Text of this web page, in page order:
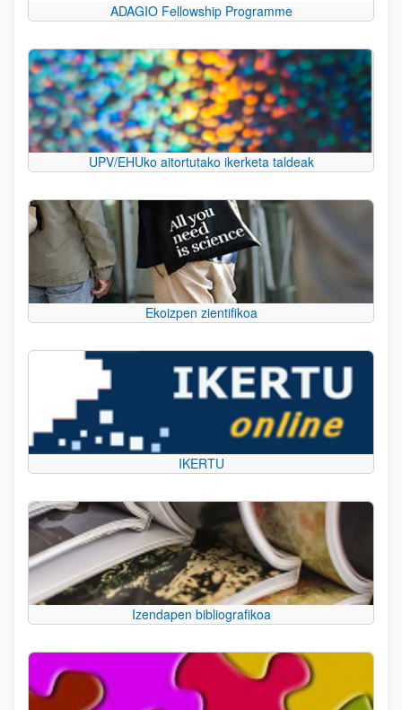
ADAGIO Fellowship Programme
UPV/EHUko aitortutako ikerketa taldeak
Ekoizpen zientifikoa
IKERTU
Izendapen bibliografikoa